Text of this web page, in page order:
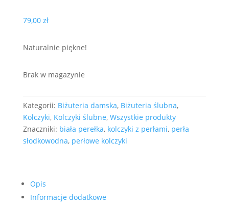
79,00 zł
Naturalnie piękne!
Brak w magazynie
Kategorii: Biżuteria damska, Biżuteria ślubna,
Kolczyki, Kolczyki ślubne, Wszystkie produkty
Znaczniki: biała perełka, kolczyki z perłami, perła
słodkowodna, perłowe kolczyki
Opis
Informacje dodatkowe